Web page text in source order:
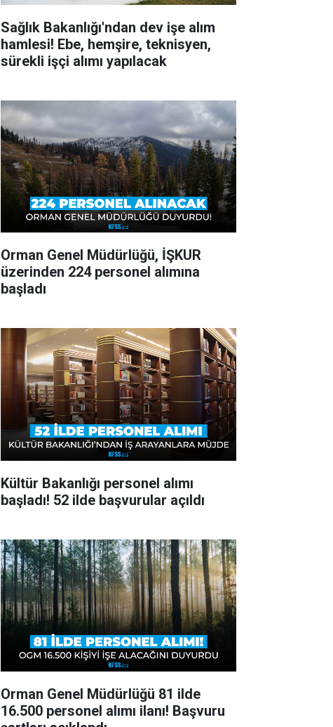
Sağlık Bakanlığı'ndan dev işe alım
hamlesi! Ebe, hemşire, teknisyen,
sürekli işçi alımı yapılacak
Orman Genel Müdürlüğü, İŞKUR
üzerinden 224 personel alımına
başladı
Kültür Bakanlığı personel alımı
başladı! 52 ilde başvurular açıldı
Orman Genel Müdürlüğü 81 ilde
16.500 personel alımı ilanı! Başvuru